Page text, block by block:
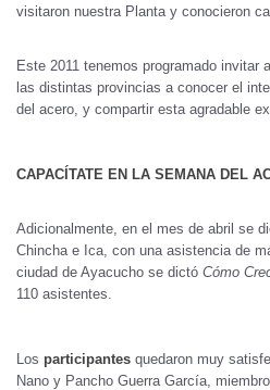
visitaron nuestra Planta y conocieron
Este 2011 tenemos programado invitar
las distintas provincias a conocer el
del acero, y compartir esta agradable
CAPACÍTATE EN LA SEMANA DEL
Adicionalmente, en el mes de abril se
Chincha e Ica, con una asistencia de
ciudad de Ayacucho se dictó Cómo
110 asistentes.
Los participantes quedaron muy
Nano y Pancho Guerra García,